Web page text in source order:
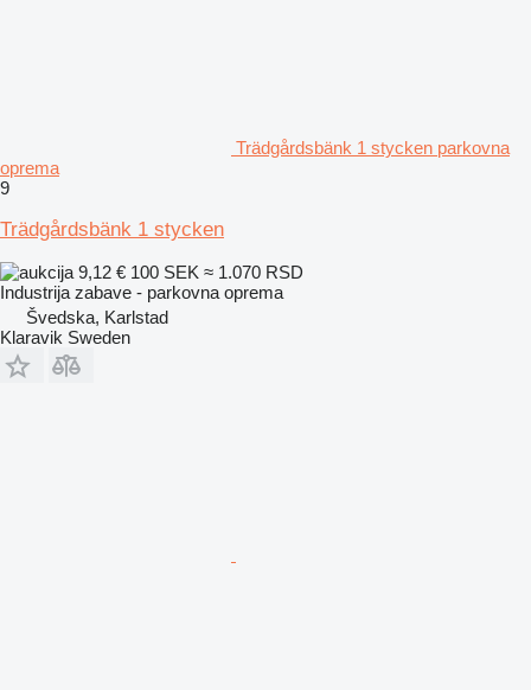
Trädgårdsbänk 1 stycken parkovna
oprema
9
Trädgårdsbänk 1 stycken
9,12 € 100 SEK ≈ 1.070 RSD
Industrija zabave - parkovna oprema
Švedska, Karlstad
Klaravik Sweden